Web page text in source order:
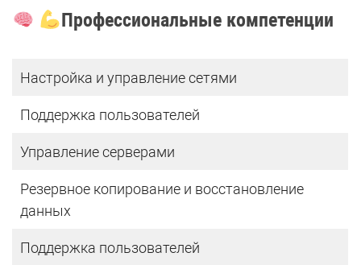
Профессиональные компетенции
Настройка и управление сетями
Поддержка пользователей
Управление серверами
Резервное копирование и восстановление
данных
Поддержка пользователей